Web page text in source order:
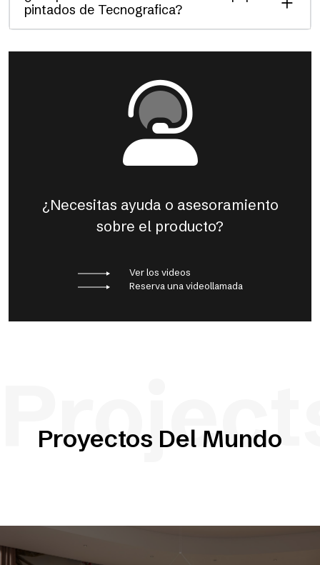
pintados de Tecnografica?
¿Necesitas ayuda o asesoramiento
sobre el producto?
Ver los videos
Reserva una videollamada
Proyectos Del Mundo